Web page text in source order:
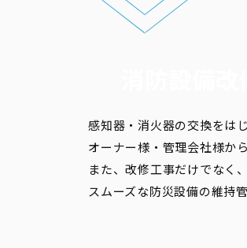
感知器・消火器の交換をは
オーナー様・管理会社様か
また、改修工事だけでなく
スムーズな防災設備の維持